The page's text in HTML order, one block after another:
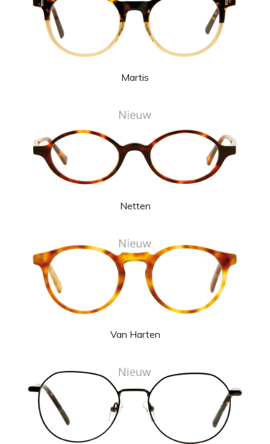
Martis
Netten
Van Harten